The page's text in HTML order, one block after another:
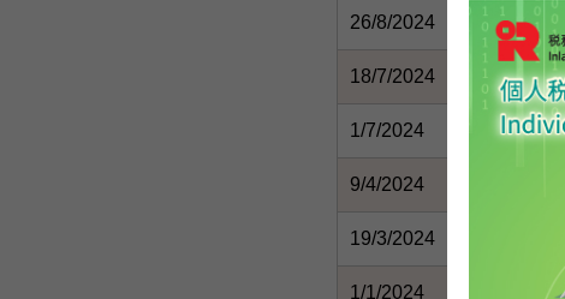
26/8/2024 深刻领会
18/7/2024 中共二十
1/7/2024 回归有感
9/4/2024
19/3/2024 二十三条
1/1/2024 心连心打